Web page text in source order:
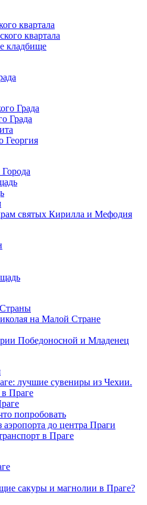
квартала
квартала
кладбище
Града
Града
Георгия
святых Кирилла и Мефодия
на Малой Стране
Победоносной и Младенец
лучшие сувениры из Чехии.
Праге
попробовать
аэропорта до центра Праги
в Праге
сакуры и магнолии в Праге?